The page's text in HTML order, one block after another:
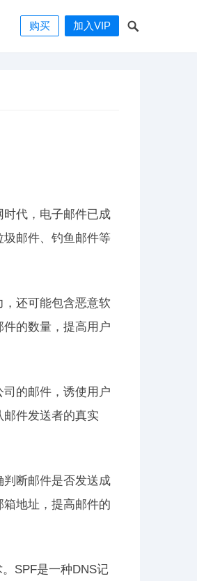
购买 加入VIP
代，电子邮件已成
邮件、钓鱼邮件等
还可能包含恶意软
的数量，提高用户
的邮件，诱使用户
邮件发送者的真实
断邮件是否发送成
地址，提高邮件的
SPF是一种DNS记